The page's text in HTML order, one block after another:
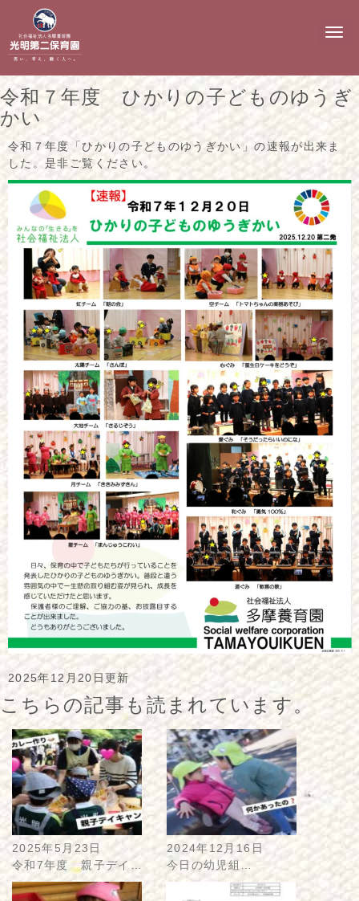
N
g
a
t
n
令和７年度 ひかりの子どものゆうぎ
かい
令和７年度「ひかりの子どものゆうぎかい」の速報が出来ま
した。是非ご覧ください。
2025年12月20日更新
こちらの記事も読まれています。
2025年5月23日
令和7年度 親子デイ…
2024年12月16日
今日の幼児組…